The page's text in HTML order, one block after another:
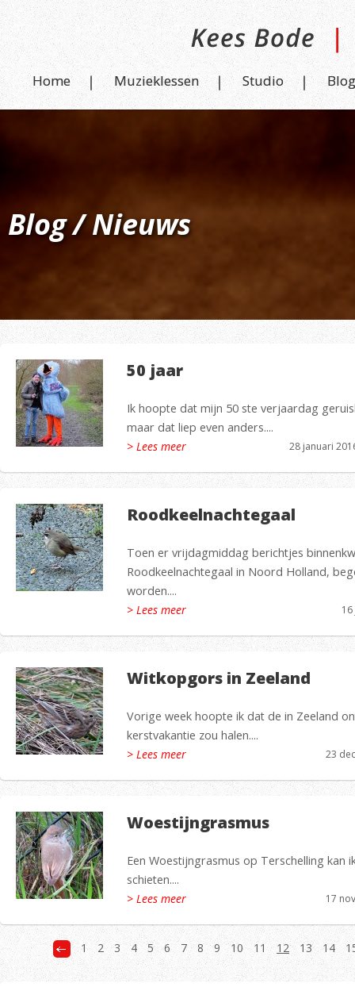
Home Muzieklessen Studio Blog
Blog / Nieuws
50 jaar
Ik hoopte dat mijn 50 ste verjaardag
maar dat liep even anders....
> Lees meer
28 januari
Roodkeelnachtegaal
Toen er vrijdagmiddag berichtjes
Roodkeelnachtegaal in Noord Holland,
worden....
> Lees meer
Witkopgors in Zeeland
Vorige week hoopte ik dat de in Zeeland
kerstvakantie zou halen....
> Lees meer
23
Woestijngrasmus
Een Woestijngrasmus op Terschelling kan
schieten....
> Lees meer
17
1 2 3 4 5 6 7 8 9 10 11 12 13 14